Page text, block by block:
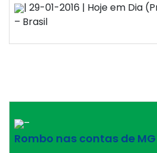
| 29-01-2016 | Hoje em Dia
– Brasil
–
Rombo nas contas de